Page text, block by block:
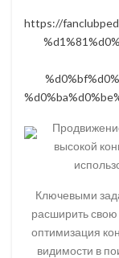
https://
высокой
Ключевыми
расширить
оптимизация
видимости в